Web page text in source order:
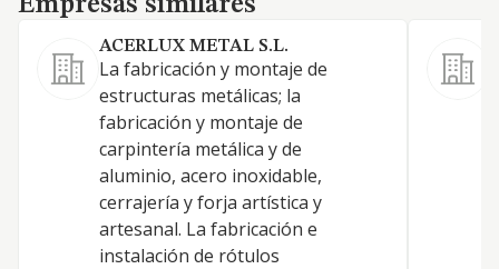
Empresas similares
ACERLUX METAL S.L.
La fabricación y montaje de
estructuras metálicas; la
fabricación y montaje de
carpintería metálica y de
aluminio, acero inoxidable,
cerrajería y forja artística y
artesanal. La fabricación e
instalación de rótulos